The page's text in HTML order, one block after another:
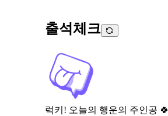
출석체크
럭키! 오늘의 행운의 주인공 🍀